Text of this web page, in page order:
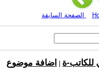
للكاتب-ة
اضافة موضوع